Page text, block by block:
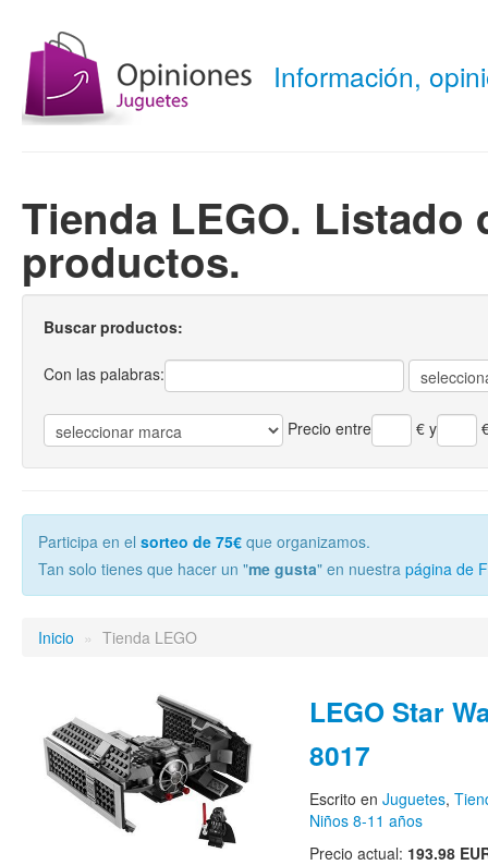
Información,
Tienda LEGO. Listado
productos.
Buscar productos:
Con las palabras:
Precio entre €y
Participa en el sorteo de 75€ que organizamos.
Tan solo tienes que hacer un "me gusta" en nuestra página de
Inicio » Tienda LEGO
LEGO Star
8017
Escrito en Juguetes,
Niños 8-11 años
Precio actual: 193.98